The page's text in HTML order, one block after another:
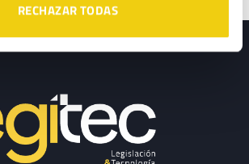
RECHAZAR TODAS